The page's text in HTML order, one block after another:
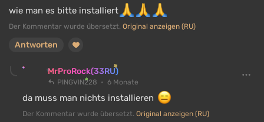
wie man es bitte installiert
Der Kommentar wurde übersetzt. Original anzeigen (RU)
Antworten
MrProRock(33RU)
PINGVIN228 6 Monate
da muss man nichts installieren
Der Kommentar wurde übersetzt. Original anzeigen (RU)